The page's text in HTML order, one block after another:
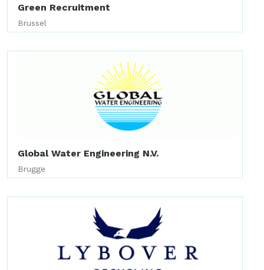
Green Recruitment
Brussel
Global Water Engineering N.V.
Brugge